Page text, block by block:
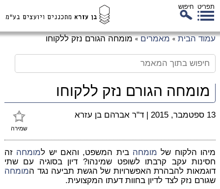
תפריט חיפוש
עמוד הבית » מאמרים » מומחה הגורם נזק ללקוחו
מומחה הגורם נזק ללקוחו
שמירה
13 ספטמבר, 2015 | ד"ר אברהם בן עזרא
מיהו הלקוח של מומחה בית המשפט, והאם יש למומחה זה
חסינות עקב קרבתו לשופט שמינהו? דיון בסוגיה עם שתי
דוגמאות להבהרת האפשרויות של הגשת תביעה נגד המומחה
שגורם נזק לצד לדיון בחוות דעתו המקצועית.